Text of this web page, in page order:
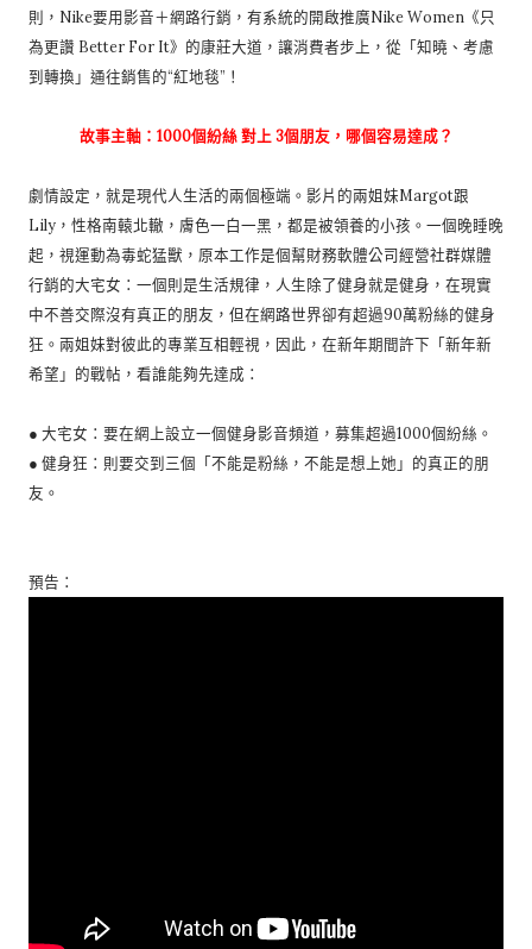
則，Nike要用影音＋網路行銷，有系統的開啟推廣Nike Women《只
為更讚 Better For It》的康莊大道，讓消費者步上，從「知曉、考慮
到轉換」通往銷售的“紅地毯”！
故事主軸：1000個紛絲 對上 3個朋友，哪個容易達成？
劇情設定，就是現代人生活的兩個極端。影片的兩姐妹Margot跟
Lily，性格南轅北轍，膚色一白一黑，都是被領養的小孩。一個晚睡晚
起，視運動為毒蛇猛獸，原本工作是個幫財務軟體公司經營社群媒體
行銷的大宅女：一個則是生活規律，人生除了健身就是健身，在現實
中不善交際沒有真正的朋友，但在網路世界卻有超過90萬粉絲的健身
狂。兩姐妹對彼此的專業互相輕視，因此，在新年期間許下「新年新
希望」的戰帖，看誰能夠先達成：
● 大宅女：要在網上設立一個健身影音頻道，募集超過1000個紛絲。
● 健身狂：則要交到三個「不能是粉絲，不能是想上她」的真正的朋
友。
預告：